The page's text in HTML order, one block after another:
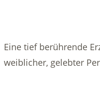
Eine tief berührende
weiblicher, gelebter